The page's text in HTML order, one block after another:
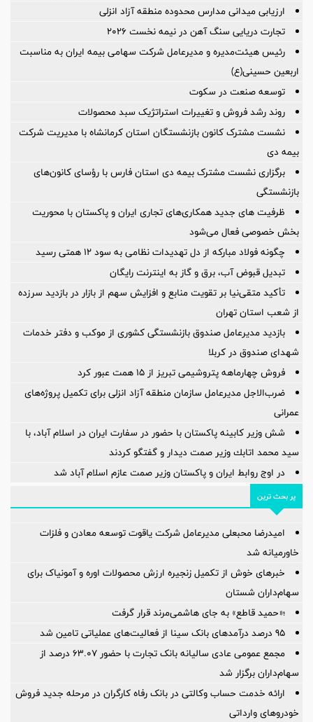
ارزیابی میدانی مدارس محدوده منطقه آزاد انزلی
تجارت دریایی سنگ آهن در نیمه نخست ۲۰۲۶
رئیس هیئت‌مدیره و مدیرعامل شرکت سهامی بیمه ایران به مناسبت
اربعین حسینی(ع)
توسعه صنعت در سکوت
روند رشد فروش و تغییرات استراتژیک سبد محصولات
نشست مشترک کانون بازنشستگان استان کرمانشاه با مدیریت شرکت
بیمه دی
برگزاری نشست مشترک بیمه دی استان فارس با رؤسای کانون‌های
بازنشستگی
ظرفیت های جدید همکاری‌های تجاری ایران و پاکستان با محوریت
بخش خصوصی فعال می‌شود
چگونه فولاد مبارکه از دل تهدیدات نظامی به سود ۱۲ همتی رسید
تبدیل قبوض آب، برق و گاز به اینترنت رایگان
تأکید متقی‌نیا بر تقویت منابع و افزایش سهم از بازار در بازدید سرزده
از شعب استان تهران
بازدید مدیرعامل صندوق بازنشستگی کشوری از موکب و دفتر خدمات
شهدای صندوق در کربلا
فروش چهارماهه پتروشیمی تبریز از ۱۵ همت عبور کرد
ضرب‌الاجل مدیرعامل سازمان منطقه آزاد انزلی برای تكمیل پروژه‌های
عمرانی
شش وزیر کابینه پاکستان با حضور در سفارت ایران در اسلام آباد، با
سيد محمد اتابك وزير صمت ديدار و گفتگو كردند
در اوج روابط ایران و پاکستان وزیر صمت عازم اسلام آباد شد
پر بحث ترین
امیدرضا محبعلی مدیرعامل شرکت یاقوت توسعه معادن و فلزات
خاورمیانه شد
خبرهای خوش از تکمیل زنجیره ارزش محصولات اوره و آمونیاک برای
سهام‌داران شستان
؛«حمید قاطع» به جای هاشمی‌مرند قرار گرفت
95 درصد درآمدهای بانک سینا از فعالیت‌های عملیاتی تامین شد
مجمع عمومی عادی سالیانه بانک تجارت با حضور ۶۳.۰۷ درصد از
سهام‌داران برگزار شد
ارائه خدمت حساب وکالتی در بانک رفاه کارگران در مرحله جدید فروش
خودروهای وارداتی